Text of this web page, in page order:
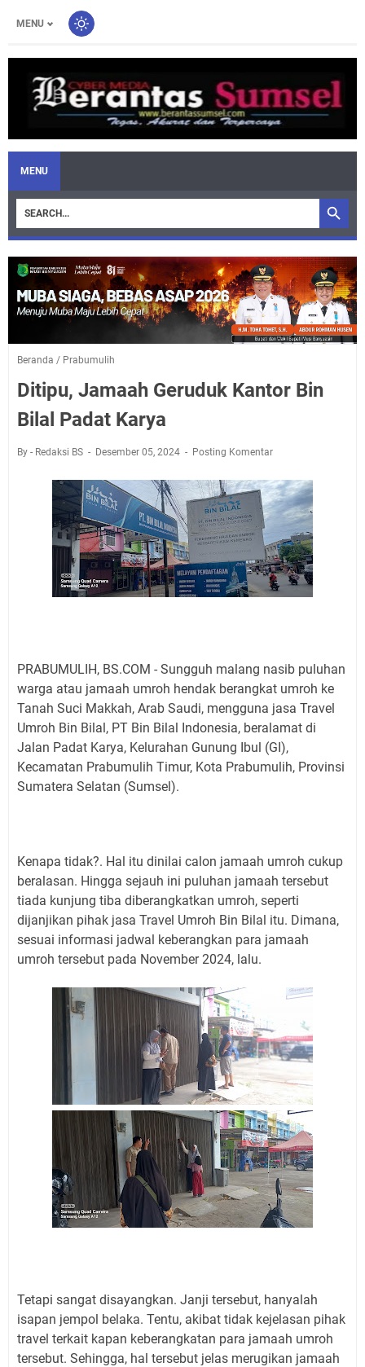
MENU
MENU
Beranda / Prabumulih
Ditipu, Jamaah Geruduk Kantor Bin
Bilal Padat Karya
By - Redaksi BS Desember 05, 2024 Posting Komentar
PRABUMULIH, BS.COM - Sungguh malang nasib puluhan
warga atau jamaah umroh hendak berangkat umroh ke
Tanah Suci Makkah, Arab Saudi, mengguna jasa Travel
Umroh Bin Bilal, PT Bin Bilal Indonesia, beralamat di
Jalan Padat Karya, Kelurahan Gunung Ibul (GI),
Kecamatan Prabumulih Timur, Kota Prabumulih, Provinsi
Sumatera Selatan (Sumsel).
Kenapa tidak?. Hal itu dinilai calon jamaah umroh cukup
beralasan. Hingga sejauh ini puluhan jamaah tersebut
tiada kunjung tiba diberangkatkan umroh, seperti
dijanjikan pihak jasa Travel Umroh Bin Bilal itu. Dimana,
sesuai informasi jadwal keberangkan para jamaah
umroh tersebut pada November 2024, lalu.
Tetapi sangat disayangkan. Janji tersebut, hanyalah
isapan jempol belaka. Tentu, akibat tidak kejelasan pihak
travel terkait kapan keberangkatan para jamaah umroh
tersebut. Sehingga, hal tersebut jelas merugikan jamaah